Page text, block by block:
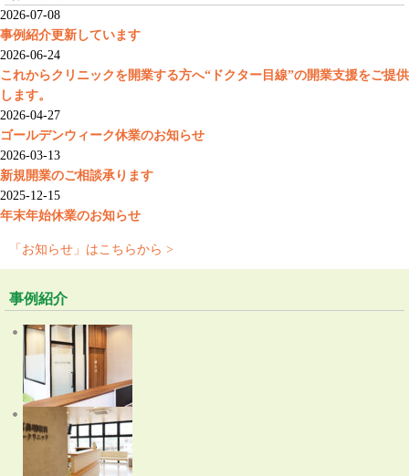
2026-07-08
事例紹介更新しています
2026-06-24
これからクリニックを開業する方へ“ドクター目線”の開業支援をご提供
します。
2026-04-27
ゴールデンウィーク休業のお知らせ
2026-03-13
新規開業のご相談承ります
2025-12-15
年末年始休業のお知らせ
「お知らせ」はこちらから >
事例紹介